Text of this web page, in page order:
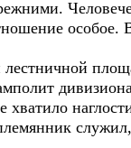
хватило